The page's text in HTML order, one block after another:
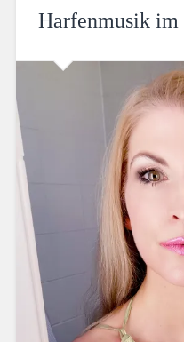
Harfenmusik im